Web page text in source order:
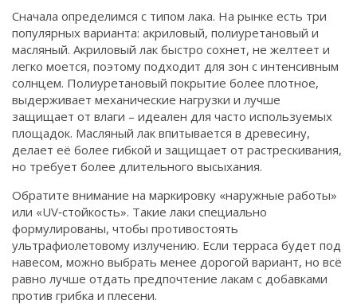
Сначала определимся с типом лака. На рынке есть три
популярных варианта: акриловый, полиуретановый и
масляный. Акриловый лак быстро сохнет, не желтеет и
легко моется, поэтому подходит для зон с интенсивным
солнцем. Полиуретановый покрытие более плотное,
выдерживает механические нагрузки и лучше
защищает от влаги – идеален для часто используемых
площадок. Масляный лак впитывается в древесину,
делает её более гибкой и защищает от растрескивания,
но требует более длительного высыхания.
Обратите внимание на маркировку «наружные работы»
или «UV‑стойкость». Такие лаки специально
формулированы, чтобы противостоять
ультрафиолетовому излучению. Если терраса будет под
навесом, можно выбрать менее дорогой вариант, но всё
равно лучше отдать предпочтение лакам с добавками
против грибка и плесени.